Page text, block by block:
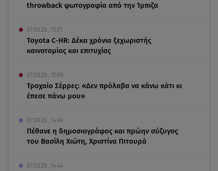
throwback φωτογραφία από την Ίμπιζα
07.08.26 , 15:21
Toyota C-HR: Δέκα χρόνια ξεχωριστής
καινοτομίας και επιτυχίας
07.08.26 , 15:09
Τροχαίο Σέρρες: «Δεν πρόλαβα να κάνω κάτι κι
έπεσε πάνω μου»
07.08.26 , 14:49
Πέθανε η δημοσιογράφος και πρώην σύζυγος
του Βασίλη Χιώτη, Χριστίνα Πιτουρά
07.08.26 , 14:44